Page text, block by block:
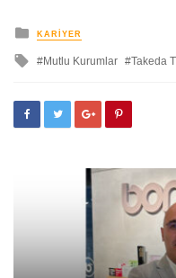
yayınlanan
KARIYER
ileMutlu Kurumlar Takeda